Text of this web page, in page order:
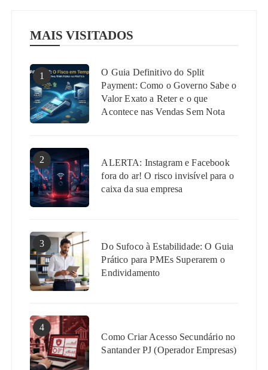
MAIS VISITADOS
1
O Guia Definitivo do Split
Payment: Como o Governo Sabe o
Valor Exato a Reter e o que
Acontece nas Vendas Sem Nota
2
ALERTA: Instagram e Facebook
fora do ar! O risco invisível para o
caixa da sua empresa
3
Do Sufoco à Estabilidade: O Guia
Prático para PMEs Superarem o
Endividamento
4
Como Criar Acesso Secundário no
Santander PJ (Operador Empresas)